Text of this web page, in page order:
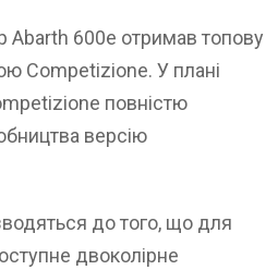
Abarth 600e отримав топову
Competizione. У плані
повністю
версію
до того, що для
двоколірне